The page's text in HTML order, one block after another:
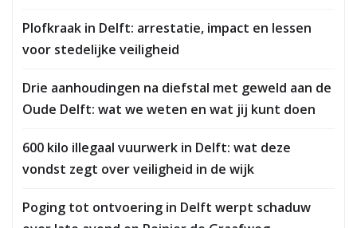
Plofkraak in Delft: arrestatie, impact en lessen
voor stedelijke veiligheid
Drie aanhoudingen na diefstal met geweld aan de
Oude Delft: wat we weten en wat jij kunt doen
600 kilo illegaal vuurwerk in Delft: wat deze
vondst zegt over veiligheid in de wijk
Poging tot ontvoering in Delft werpt schaduw